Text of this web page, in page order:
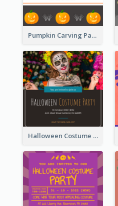
Pumpkin Carving Party Invitation
Halloween Costume Party Invitation